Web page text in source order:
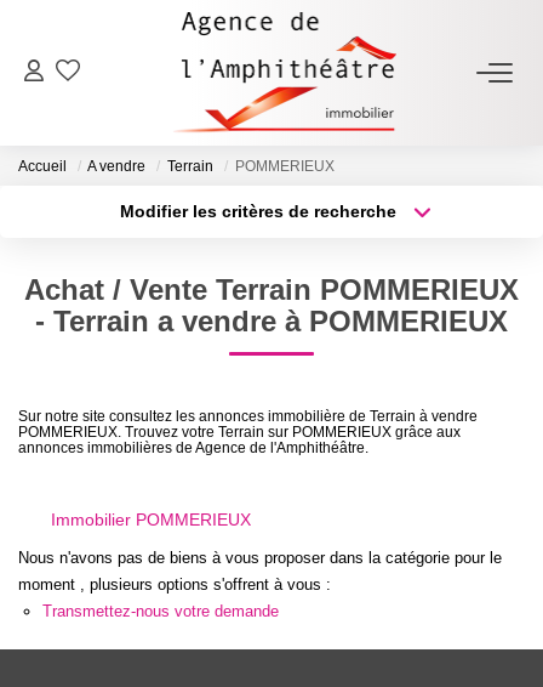
ACHETER
NOTRE AGENCE
Notre Équipe
Nous Rejoindre
Nos Actualités
Accueil A vendre Terrain POMMERIEUX
Modifier les critères de recherche
Sélectionnez...
Type de bien
Surface min
Créer une alerte
Achat / Vente Terrain POMMERIEUX
- Terrain a vendre à POMMERIEUX
Sur notre site consultez les annonces immobilière de Terrain à vendre
POMMERIEUX. Trouvez votre Terrain sur POMMERIEUX grâce aux
annonces immobilières de Agence de l'Amphithéâtre.
Immobilier POMMERIEUX
Nous n'avons pas de biens à vous proposer dans la catégorie pour le
moment , plusieurs options s'offrent à vous :
Transmettez-nous votre demande